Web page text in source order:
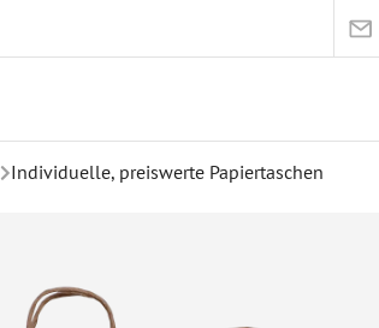
Individuelle, preiswerte Papiertaschen